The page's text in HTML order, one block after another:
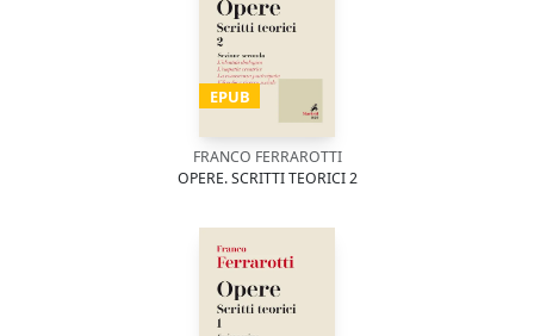
EPUB
FRANCO FERRAROTTI
OPERE. SCRITTI TEORICI 2